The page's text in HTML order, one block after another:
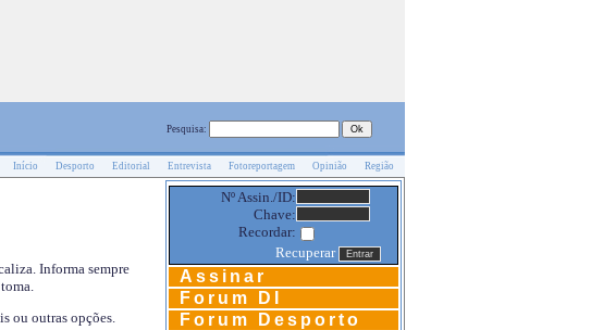
Pesquisa:
Início Desporto Editorial Entrevista Fotoreportagem Opinião Região
Informa sempre
ou outras opções.
Nº Assin./ID:
Chave:
Recordar:
Recuperar
Assinar
Forum DI
Forum Desporto